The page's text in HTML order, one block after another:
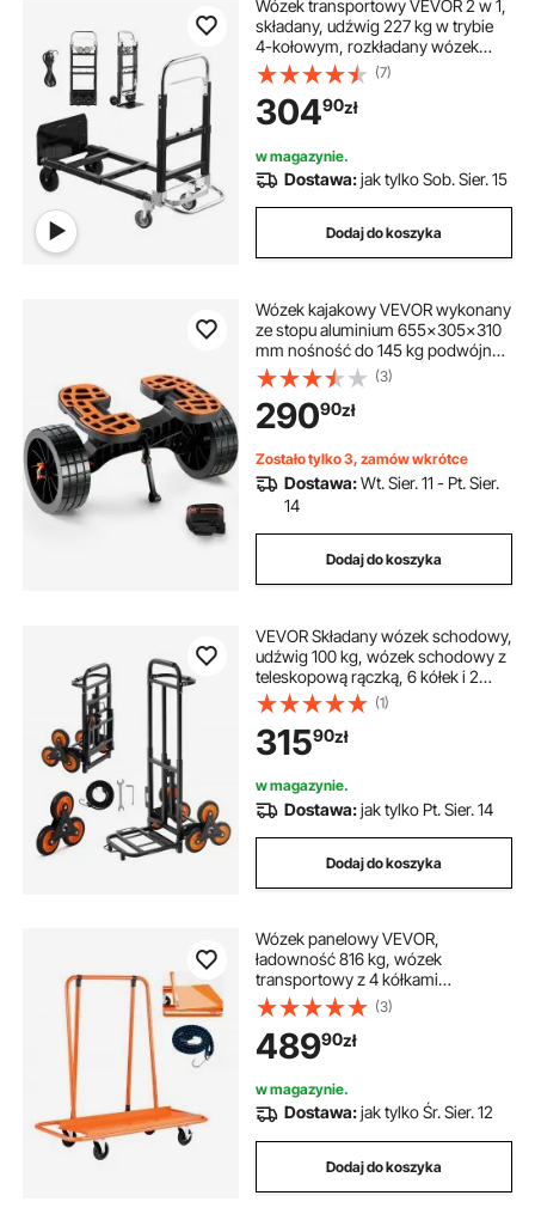
Wózek transportowy VEVOR 2 w 1,
składany, udźwig 227 kg w trybie
4-kołowym, rozkładany wózek
transportowy z regulowanym
uchwytem, ​​wózek ręczny, wózek
transportowy do przeprowadzek,
biura, magazynu
(7)
30490zł
w magazynie.
Dostawa:jak tylko Sob. Sier. 15
Dodaj do koszyka
Wózek kajakowy VEVOR wykonany
ze stopu aluminium 655x305x310
mm nośność do 145 kg podwójny
pas projekt akcesoria do wózka na
łódź wózek do transportu kajaka
kajaka wózek do transportu łodzi
wózek surfingowy przyczepa do
łodzi składana łódź
(3)
29090zł
Zostało tylko 3, zamów wkrótce
Dostawa:Wt. Sier. 11 - Pt. Sier.
14
Dodaj do koszyka
VEVOR Składany wózek schodowy,
udźwig 100 kg, wózek schodowy z
teleskopową rączką, 6 kółek i 2
pasami napinającymi, wózek
transportowy, wózek schodowy,
wózek ręczny do układania w stosy
do użytku domowego, na zakupy i
do przechowywania
(1)
31590zł
w magazynie.
Dostawa:jak tylko Pt. Sier. 14
Dodaj do koszyka
Wózek panelowy VEVOR,
ładowność 816 kg, wózek
transportowy z 4 kółkami
obrotowymi, wózek panelowy,
wózek panelowy z pasem
napinającym, pomoc w transporcie
sklejki, płyt gipsowo-kartonowych,
szkła, pomarańczowy, 1150 x 555 x
1180 mm
(3)
48990zł
w magazynie.
Dostawa:jak tylko Śr. Sier. 12
Dodaj do koszyka